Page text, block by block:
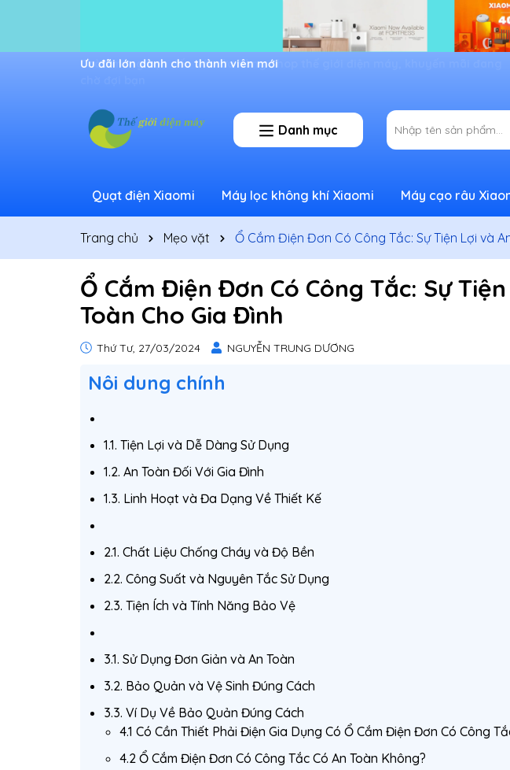
Ưu đãi lớn dành cho thành viên mới
Danh mục
Quạt điện Xiaomi Máy lọc không khí Xiaomi Máy cạo râu
Trang chủ Mẹo vặt Ổ Cắm Điện Đơn Có Công Tắc: Sự Tiện Lợi và
Ổ Cắm Điện Đơn Có Công Tắc: Sự
Toàn Cho Gia Đình
Thứ Tư, 27/03/2024 NGUYỄN TRUNG DƯƠNG
Nôi dung chính
1.1. Tiện Lợi và Dễ Dàng Sử Dụng
1.2. An Toàn Đối Với Gia Đình
1.3. Linh Hoạt và Đa Dạng Về Thiết Kế
2.1. Chất Liệu Chống Cháy và Độ Bền
2.2. Công Suất và Nguyên Tắc Sử Dụng
2.3. Tiện Ích và Tính Năng Bảo Vệ
3.1. Sử Dụng Đơn Giản và An Toàn
3.2. Bảo Quản và Vệ Sinh Đúng Cách
3.3. Ví Dụ Về Bảo Quản Đúng Cách
4.1 Có Cần Thiết Phải Điện Gia Dụng Có Ổ Cắm Điện Đơn Có Công
4.2 Ổ Cắm Điện Đơn Có Công Tắc Có An Toàn Không?